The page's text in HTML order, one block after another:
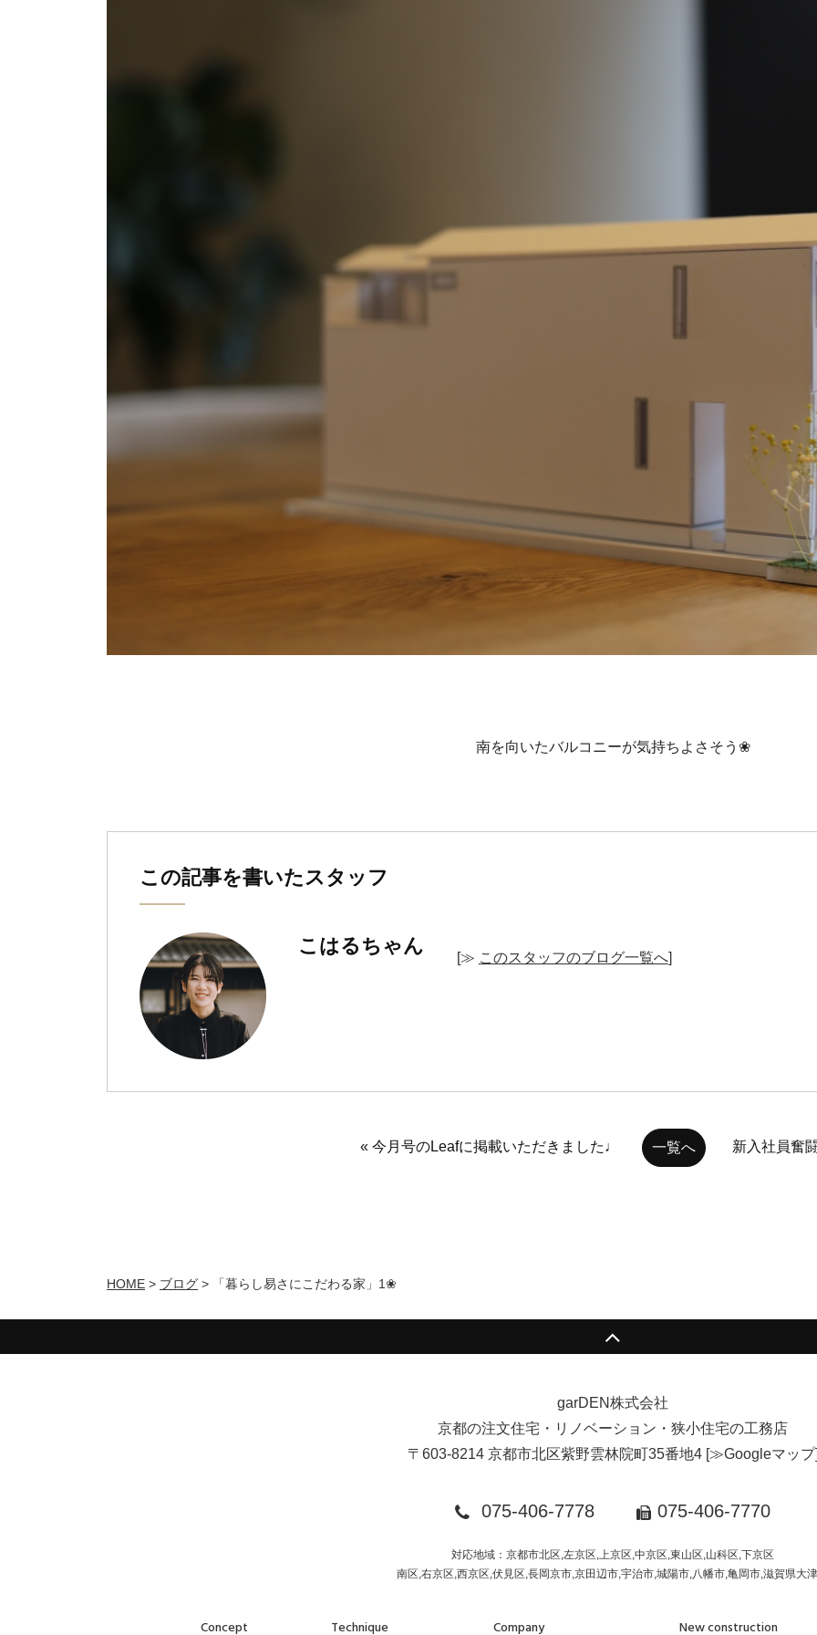
南を向いたバルコニーが気持ちよさそう❀
この記事を書いたスタッフ
こはるちゃん
[≫ このスタッフのブログ一覧へ]
« 今月号のLeafに掲載いただきました♩ 一覧へ 新入社員奮
HOME > ブログ > 「暮らし易さにこだわる家」1❀
garDEN株式会社
京都の注文住宅・リノベーション・狭小住宅の工務店
〒603-8214 京都市北区紫野雲林院町35番地4[≫Googleマップ
075-406-7778 075-406-7770
対応地域：京都市北区,左京区,上京区,中京区,東山区,山科区,下京区
南区,右京区,西京区,伏見区,長岡京市,京田辺市,宇治市,城陽市,八幡市,亀岡市,滋賀県大
Concept Technique Company New construction